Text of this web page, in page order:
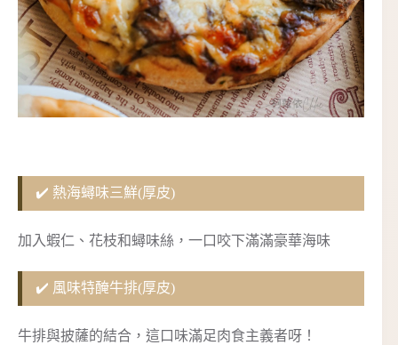
✔️ 熱海蟳味三鮮(厚皮)
加入蝦仁、花枝和蟳味絲，一口咬下滿滿豪華海味
✔️ 風味特醃牛排(厚皮)
牛排與披薩的結合，這口味滿足肉食主義者呀！